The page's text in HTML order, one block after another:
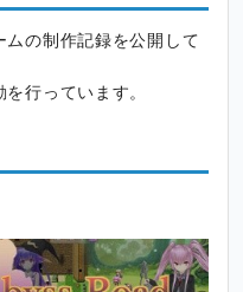
の制作記録を公開して
行っています。